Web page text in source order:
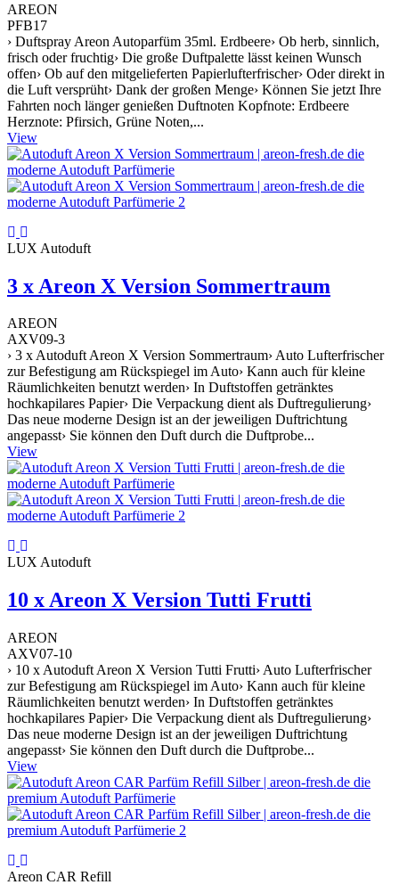
AREON
PFB17
› Duftspray Areon Autoparfüm 35ml. Erdbeere› Ob herb, sinnlich,
frisch oder fruchtig› Die große Duftpalette lässt keinen Wunsch
offen› Ob auf den mitgelieferten Papierlufterfrischer› Oder direkt in
die Luft versprüht› Dank der großen Menge› Können Sie jetzt Ihre
Fahrten noch länger genießen Duftnoten Kopfnote: Erdbeere
Herznote: Pfirsich, Grüne Noten,...
View
LUX Autoduft
3 x Areon X Version Sommertraum
AREON
AXV09-3
› 3 x Autoduft Areon X Version Sommertraum› Auto Lufterfrischer
zur Befestigung am Rückspiegel im Auto› Kann auch für kleine
Räumlichkeiten benutzt werden› In Duftstoffen getränktes
hochkapilares Papier› Die Verpackung dient als Duftregulierung›
Das neue moderne Design ist an der jeweiligen Duftrichtung
angepasst› Sie können den Duft durch die Duftprobe...
View
LUX Autoduft
10 x Areon X Version Tutti Frutti
AREON
AXV07-10
› 10 x Autoduft Areon X Version Tutti Frutti› Auto Lufterfrischer
zur Befestigung am Rückspiegel im Auto› Kann auch für kleine
Räumlichkeiten benutzt werden› In Duftstoffen getränktes
hochkapilares Papier› Die Verpackung dient als Duftregulierung›
Das neue moderne Design ist an der jeweiligen Duftrichtung
angepasst› Sie können den Duft durch die Duftprobe...
View
Areon CAR Refill